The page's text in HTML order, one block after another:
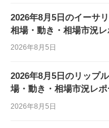
2026年8月5日のイーサ
相場・動き・相場市況レ
2026年8月5日
2026年8月5日のリップ
場・動き・相場市況レポ
2026年8月5日